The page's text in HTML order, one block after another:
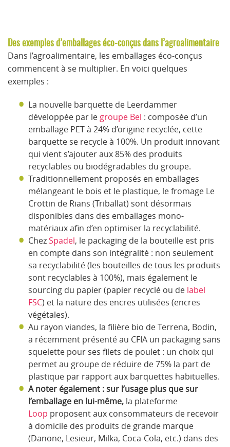
Des exemples d’emballages éco-conçus dans l’agroalimentaire
Dans l’agroalimentaire, les emballages éco-conçus
commencent à se multiplier. En voici quelques
exemples :
La nouvelle barquette de Leerdammer
développée par le groupe Bel : composée d’un
emballage PET à 24% d’origine recyclée, cette
barquette se recycle à 100%. Un produit innovant
qui vient s’ajouter aux 85% des produits
recyclables ou biodégradables du groupe.
Traditionnellement proposés en emballages
mélangeant le bois et le plastique, le fromage Le
Crottin de Rians (Triballat) sont désormais
disponibles dans des emballages mono-
matériaux afin d’en optimiser la recyclabilité.
ChezSpadel, le packaging de la bouteille est pris
en compte dans son intégralité : non seulement
sa recyclabilité (les bouteilles de tous les produits
sont recyclables à 100%), mais également le
sourcing du papier (papier recyclé ou de label
FSC) et la nature des encres utilisées (encres
végétales).
Au rayon viandes, la filière bio de Terrena, Bodin,
a récemment présenté au CFIA un packaging sans
squelette pour ses filets de poulet : un choix qui
permet au groupe de réduire de 75% la part de
plastique par rapport aux barquettes habituelles.
A noter également : sur l’usage plus que sur
l’emballage en lui-même, la plateforme
Loop proposent aux consommateurs de recevoir
à domicile des produits de grande marque
(Danone, Lesieur, Milka, Coca-Cola, etc.) dans des